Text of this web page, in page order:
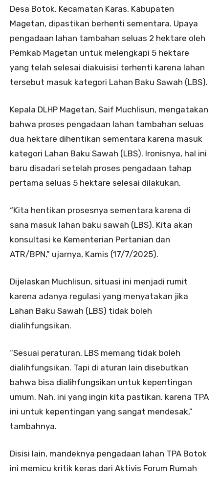
Desa Botok, Kecamatan Karas, Kabupaten
Magetan, dipastikan berhenti sementara. Upaya
pengadaan lahan tambahan seluas 2 hektare oleh
Pemkab Magetan untuk melengkapi 5 hektare
yang telah selesai diakuisisi terhenti karena lahan
tersebut masuk kategori Lahan Baku Sawah (LBS).
Kepala DLHP Magetan, Saif Muchlisun, mengatakan
bahwa proses pengadaan lahan tambahan seluas
dua hektare dihentikan sementara karena masuk
kategori Lahan Baku Sawah (LBS). Ironisnya, hal ini
baru disadari setelah proses pengadaan tahap
pertama seluas 5 hektare selesai dilakukan.
“Kita hentikan prosesnya sementara karena di
sana masuk lahan baku sawah (LBS). Kita akan
konsultasi ke Kementerian Pertanian dan
ATR/BPN,” ujarnya, Kamis (17/7/2025).
Dijelaskan Muchlisun, situasi ini menjadi rumit
karena adanya regulasi yang menyatakan jika
Lahan Baku Sawah (LBS) tidak boleh
dialihfungsikan.
“Sesuai peraturan, LBS memang tidak boleh
dialihfungsikan. Tapi di aturan lain disebutkan
bahwa bisa dialihfungsikan untuk kepentingan
umum. Nah, ini yang ingin kita pastikan, karena TPA
ini untuk kepentingan yang sangat mendesak,”
tambahnya.
Disisi lain, mandeknya pengadaan lahan TPA Botok
ini memicu kritik keras dari Aktivis Forum Rumah